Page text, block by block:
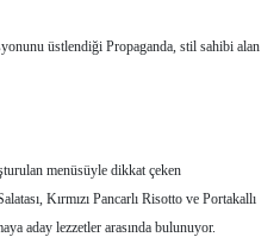
üstlendiği Propaganda, stil sahibi alan
menüsüyle dikkat çeken
Kırmızı Pancarlı Risotto ve Portakallı
aday lezzetler arasında bulunuyor.